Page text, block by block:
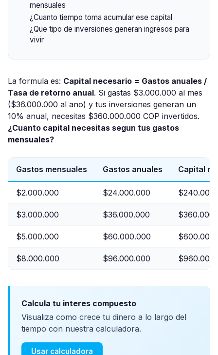
mensuales
¿Cuanto tiempo toma acumular ese capital
¿Que tipo de inversiones generan ingresos para
vivir
La formula es: Capital necesario = Gastos anuales /
Tasa de retorno anual. Si gastas $3.000.000 al mes
($36.000.000 al ano) y tus inversiones generan un
10% anual, necesitas $360.000.000 COP invertidos.
¿Cuanto capital necesitas segun tus gastos
mensuales?
Gastos mensuales Gastos anuales Capital
$2.000.000 $24.000.000
$3.000.000 $36.000.000
$5.000.000 $60.000.000
$8.000.000 $96.000.000
Calcula tu interes compuesto
Visualiza como crece tu dinero a lo largo del
tiempo con nuestra calculadora.
Usar calculadora